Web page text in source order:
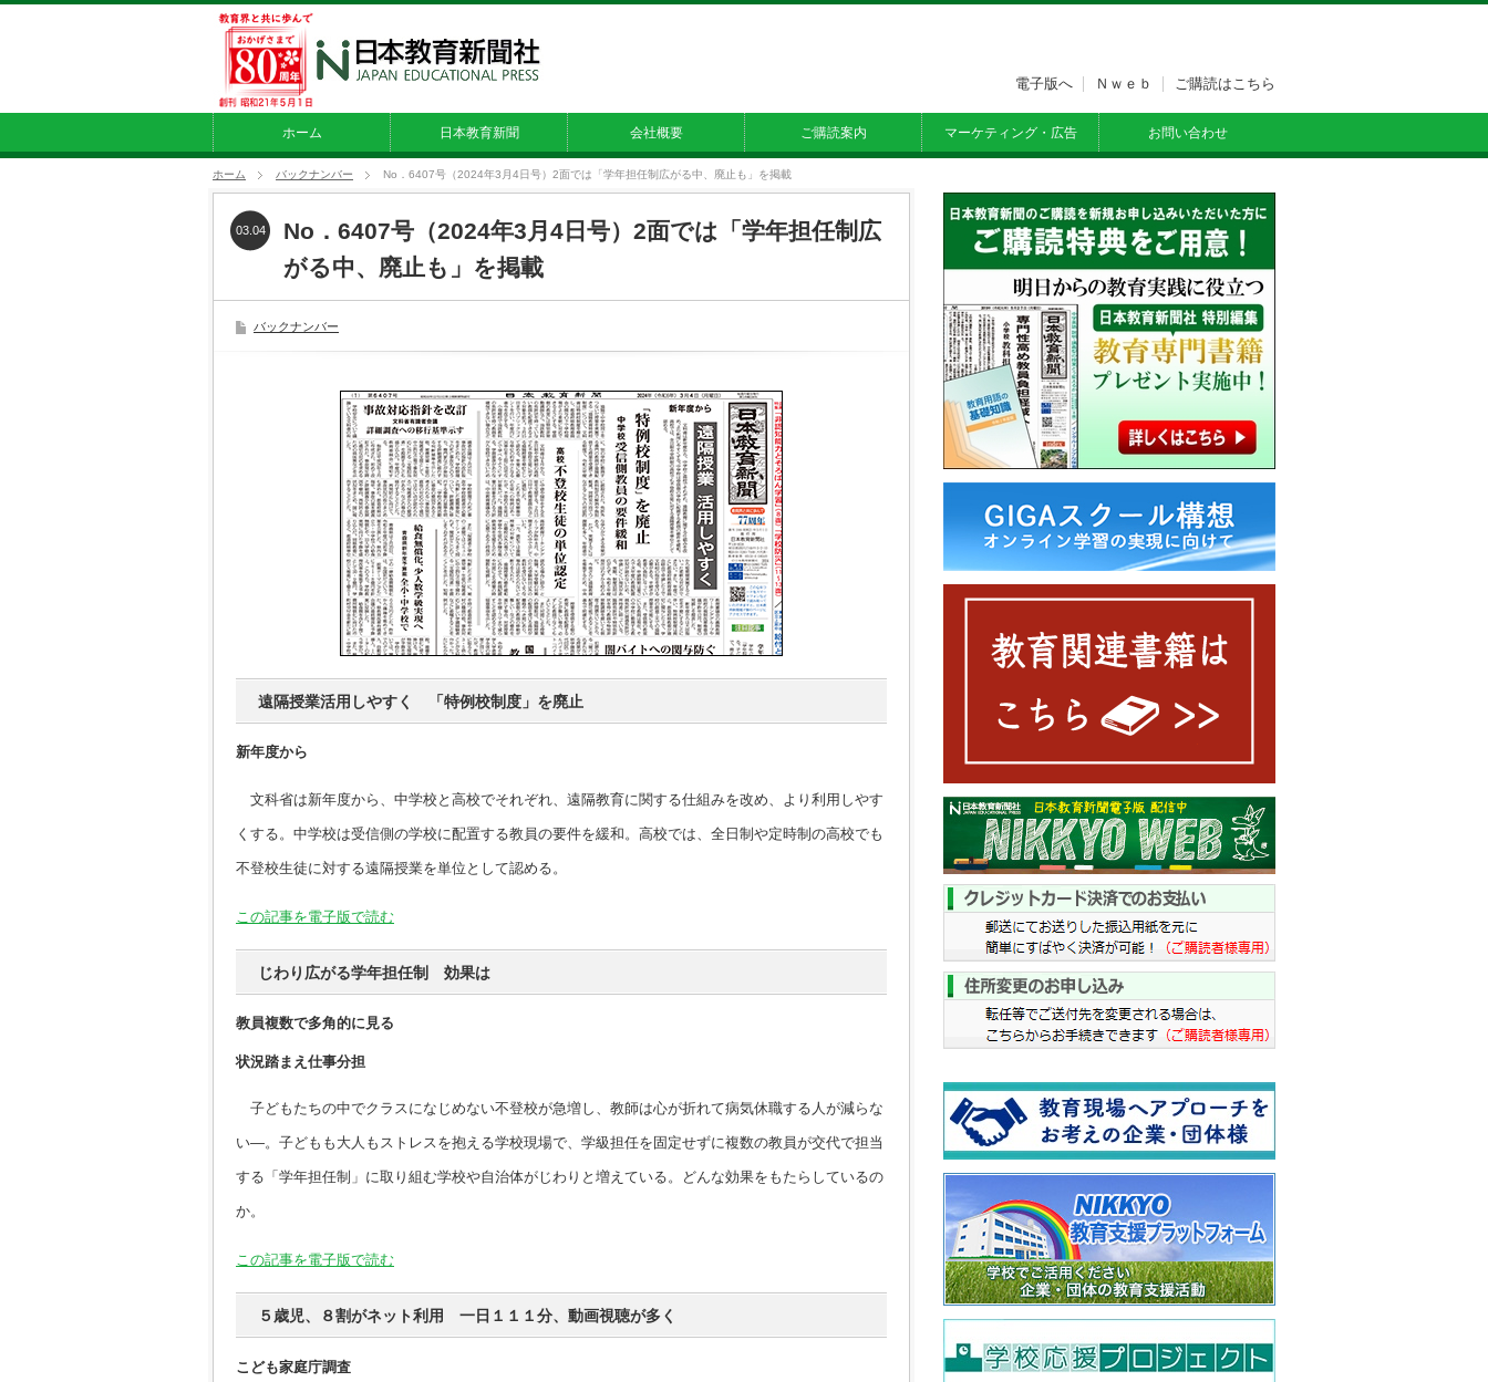
ホーム 日本教育新聞 会社概要 ご購読案内 マーケティング・広告 お問い合わせ
電子版へ Ｎｗｅｂ ご購読はこちら
ホーム バックナンバー No．6407号（2024年3月4日号）2面では「学年担任制広がる中、廃止も」を掲載
No．6407号（2024年3月4日号）2面では「学年担任制広
がる中、廃止も」を掲載
03.04
バックナンバー
遠隔授業活用しやすく 「特例校制度」を廃止
新年度から
文科省は新年度から、中学校と高校でそれぞれ、遠隔教育に関する仕組みを改め、より利用しやす
くする。中学校は受信側の学校に配置する教員の要件を緩和。高校では、全日制や定時制の高校でも
不登校生徒に対する遠隔授業を単位として認める。
この記事を電子版で読む
じわり広がる学年担任制 効果は
教員複数で多角的に見る
状況踏まえ仕事分担
子どもたちの中でクラスになじめない不登校が急増し、教師は心が折れて病気休職する人が減らな
い―。子どもも大人もストレスを抱える学校現場で、学級担任を固定せずに複数の教員が交代で担当
する「学年担任制」に取り組む学校や自治体がじわりと増えている。どんな効果をもたらしているの
か。
この記事を電子版で読む
５歳児、８割がネット利用 一日１１１分、動画視聴が多く
こども家庭庁調査